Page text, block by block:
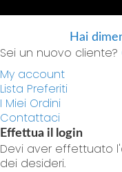
Hai
Sei un nuovo cliente?
My account
Lista Preferiti
I Miei Ordini
Contattaci
Effettua il login
Devi aver effettuato
dei desideri.